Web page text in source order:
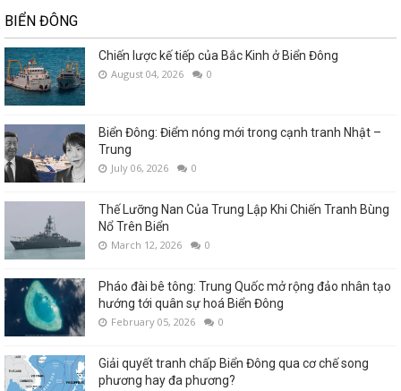
BIỂN ĐÔNG
Chiến lược kế tiếp của Bắc Kinh ở Biển Đông
August 04, 2026 0
Biển Đông: Điểm nóng mới trong cạnh tranh Nhật –
Trung
July 06, 2026 0
Thế Lưỡng Nan Của Trung Lập Khi Chiến Tranh Bùng
Nổ Trên Biển
March 12, 2026 0
Pháo đài bê tông: Trung Quốc mở rộng đảo nhân tạo
hướng tới quân sự hoá Biển Đông
February 05, 2026 0
Giải quyết tranh chấp Biển Đông qua cơ chế song
phương hay đa phương?